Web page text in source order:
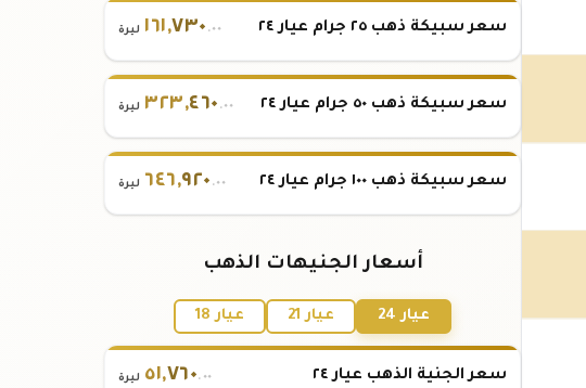
سعر سبيكة ذهب ٢٥ جرام عيار ٢٤ ١٦١,٧٣٠ .٠٠ ليرة
سعر سبيكة ذهب ٥٠ جرام عيار ٢٤ ٣٢٣,٤٦٠ .٠٠ ليرة
سعر سبيكة ذهب ١٠٠ جرام عيار ٢٤ ٦٤٦,٩٢٠ .٠٠ ليرة
أسعار الجنيهات الذهب
عيار 24 عيار 21 عيار 18
سعر الجنية الذهب عيار ٢٤ ٥١,٧٦٠.٠٠ ليرة